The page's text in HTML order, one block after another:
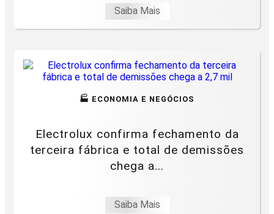
Saiba Mais
🏭 ECONOMIA E NEGÓCIOS
Electrolux confirma fechamento da
terceira fábrica e total de demissões
chega a...
Saiba Mais